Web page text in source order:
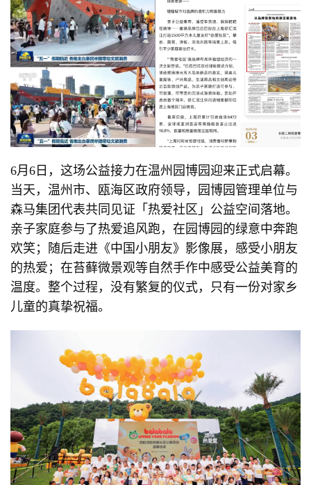
6月6日，这场公益接力在温州园博园迎来正式启幕。
当天，温州市、瓯海区政府领导，园博园管理单位与
森马集团代表共同见证「热爱社区」公益空间落地。
亲子家庭参与了热爱追风跑，在园博园的绿意中奔跑
欢笑；随后走进《中国小朋友》影像展，感受小朋友
的热爱；在苔藓微景观等自然手作中感受公益美育的
温度。整个过程，没有繁复的仪式，只有一份对家乡
儿童的真挚祝福。